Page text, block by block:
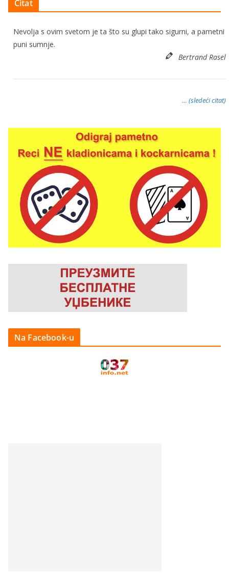
Citat
Nevolja s ovim svetom je ta što su glupi tako sigurni, a pametni
puni sumnje.
Bertrand Rasel
… (sledeći citat)
Na Facebook-u